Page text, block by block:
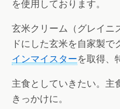
を使用しております。
玄米クリーム（グレイニ
ドにした玄米を自家製で
インマイスターを取得、
主食としていきたい。主
きっかけに。